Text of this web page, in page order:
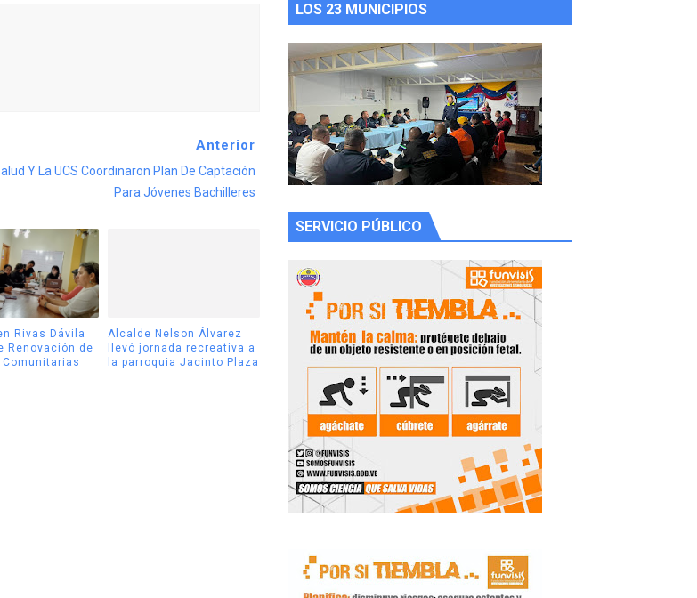
Anterior
Y La UCS Coordinaron Plan De Captación
Para Jóvenes Bachilleres
Rivas Dávila
Renovación de
Alcalde Nelson Álvarez
llevó jornada recreativa a
la parroquia Jacinto Plaza
LOS 23 MUNICIPIOS
SERVICIO PÚBLICO